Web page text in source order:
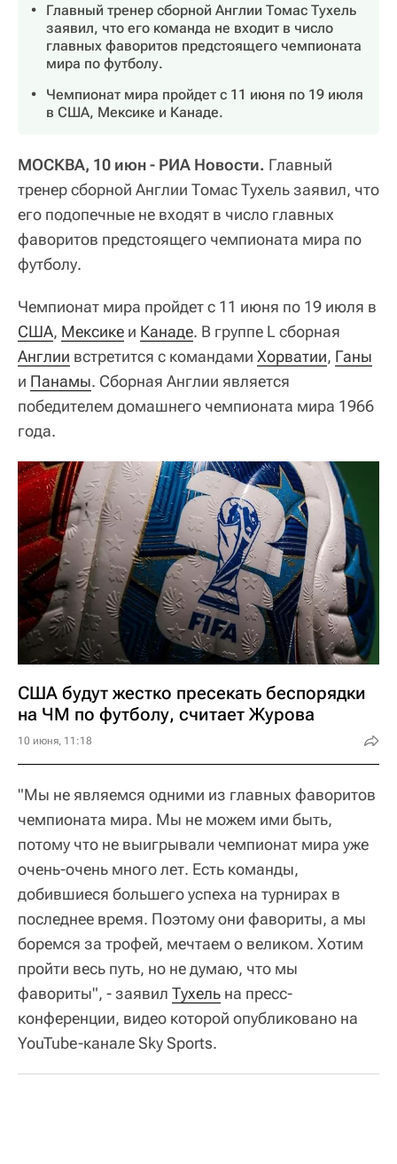
Главный тренер сборной Англии Томас Тухель
заявил, что его команда не входит в число
главных фаворитов предстоящего чемпионата
мира по футболу.
Чемпионат мира пройдет с 11 июня по 19 июля
в США, Мексике и Канаде.
МОСКВА, 10 июн - РИА Новости. Главный
тренер сборной Англии Томас Тухель заявил, что
его подопечные не входят в число главных
фаворитов предстоящего чемпионата мира по
футболу.
Чемпионат мира пройдет с 11 июня по 19 июля в
США, Мексике и Канаде. В группе L сборная
Англии встретится с командами Хорватии, Ганы
и Панамы. Сборная Англии является
победителем домашнего чемпионата мира 1966
года.
США будут жестко пресекать беспорядки
на ЧМ по футболу, считает Журова
10 июня, 11:18
"Мы не являемся одними из главных фаворитов
чемпионата мира. Мы не можем ими быть,
потому что не выигрывали чемпионат мира уже
очень‑очень много лет. Есть команды,
добившиеся большего успеха на турнирах в
последнее время. Поэтому они фавориты, а мы
боремся за трофей, мечтаем о великом. Хотим
пройти весь путь, но не думаю, что мы
фавориты", - заявил Тухель на пресс-
конференции, видео которой опубликовано на
YouTube-канале Sky Sports.